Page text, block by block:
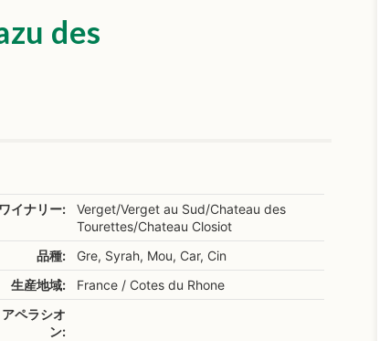
des
ワイナリー:
Verget/Verget au Sud/Chateau des
Tourettes/Chateau Closiot
品種:
Gre, Syrah, Mou, Car, Cin
生産地域:
France / Cotes du Rhone
アペラシオ
ン: